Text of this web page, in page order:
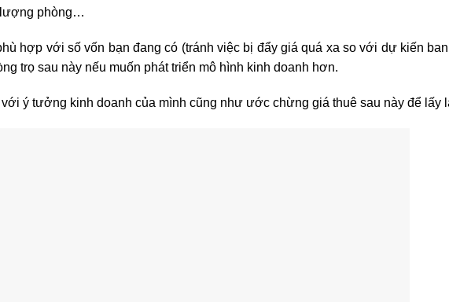
lượng phòng…
hợp với số vốn bạn đang có (tránh việc bị đẩy giá quá xa so với dự kiến
trọ sau này nếu muốn phát triển mô hình kinh doanh hơn.
ý tưởng kinh doanh của mình cũng như ước chừng giá thuê sau này để lấy